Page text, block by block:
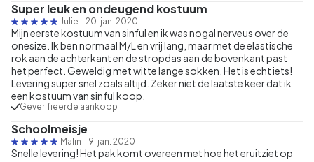
Super leuk en ondeugend kostuum
Julie - 20. jan. 2020
Mijn eerste kostuum van sinful en ik was nogal nerveus over de
onesize. Ik ben normaal M/L en vrij lang, maar met de elastische
rok aan de achterkant en de stropdas aan de bovenkant past
het perfect. Geweldig met witte lange sokken. Het is echt iets!
Levering super snel zoals altijd. Zeker niet de laatste keer dat ik
een kostuum van sinful koop.
Geverifieerde aankoop
Schoolmeisje
Malin - 9. jan. 2020
Snelle levering! Het pak komt overeen met hoe het eruitziet op